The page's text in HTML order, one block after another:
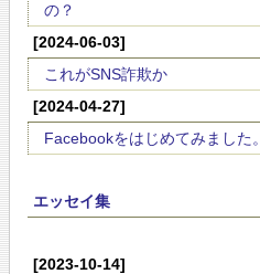
の？
[2024-06-03]
これがSNS詐欺か
[2024-04-27]
Facebookをはじめてみました。
エッセイ集
[2023-10-14]